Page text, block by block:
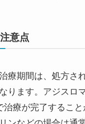
意点
療期間は、処方さ
ります。アジスロ
療が完了すること